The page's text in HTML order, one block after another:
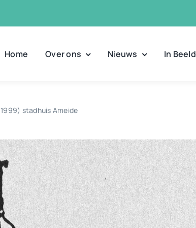
Home Over ons Nieuws In Beeld
stadhuis Ameide